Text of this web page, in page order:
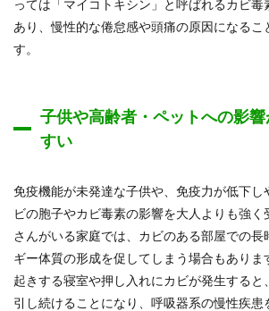
っては「マイコトキシン」と呼ばれるカビ毒
あり、慢性的な倦怠感や頭痛の原因になるこ
す。
子供や高齢者・ペットへの影
すい
免疫機能が未発達な子供や、免疫力が低下し
ビの胞子やカビ毒素の影響を大人よりも強
さんがいる家庭では、カビのある部屋での長
ギー体質の形成を促してしまう場合もありま
起きする寝室や押し入れにカビが発生すると
引し続けることになり、呼吸器系の慢性疾患